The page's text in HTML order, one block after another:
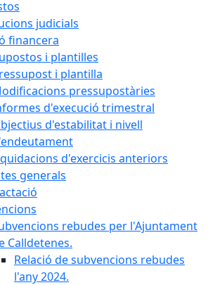
judicials
financera
i plantilles
i plantilla
pressupostàries
d'execució trimestral
d'estabilitat i nivell
d'exercicis anteriors
generals
rebudes per l'Ajuntament
Calldetenes.
Relació de subvencions rebudes
l'any 2024.